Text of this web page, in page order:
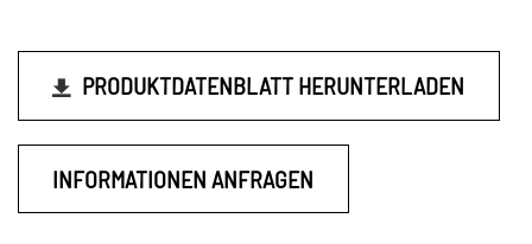
PRODUKTDATENBLATT HERUNTERLADEN
INFORMATIONEN ANFRAGEN